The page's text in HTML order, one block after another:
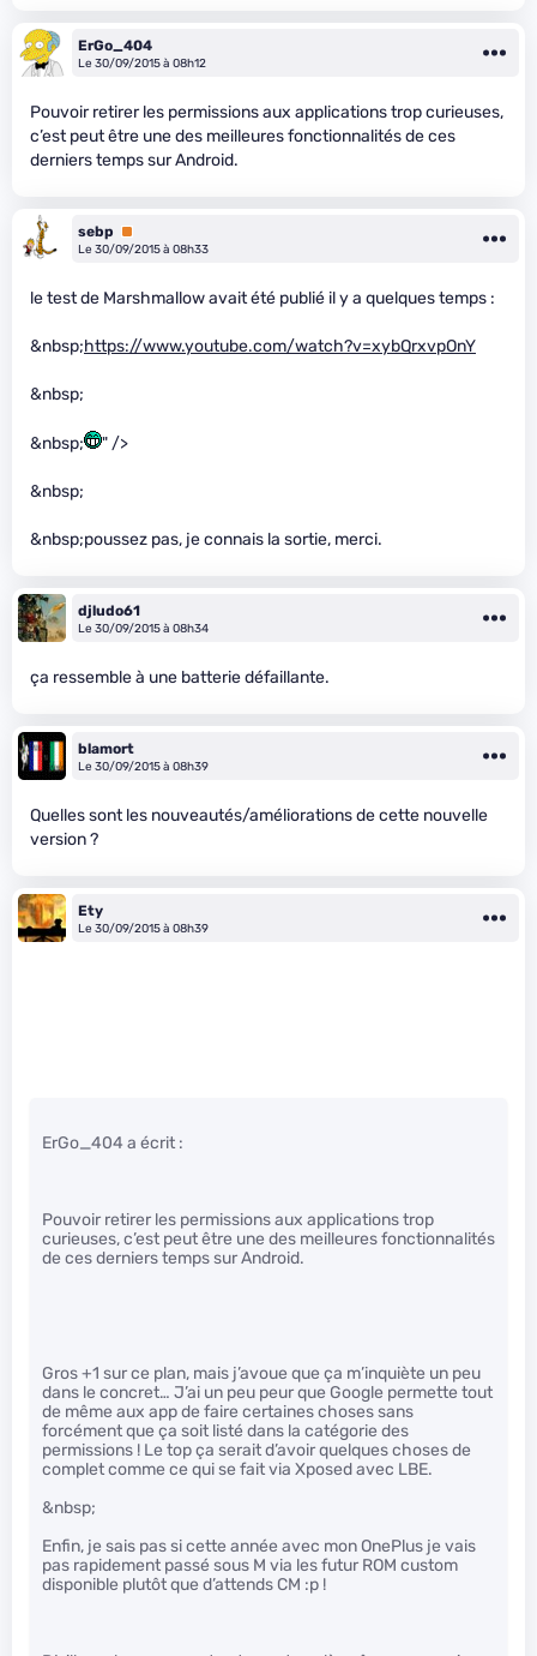
ErGo_404
Le 30/09/2015 à 08h12
Pouvoir retirer les permissions aux applications trop curieuses,
c’est peut être une des meilleures fonctionnalités de ces
derniers temps sur Android.
sebp
Premium
Le 30/09/2015 à 08h33
le test de Marshmallow avait été publié il y a quelques temps :
&nbsp;https://www.youtube.com/watch?v=xybQrxvpOnY
&nbsp;
&nbsp; " />
&nbsp;
&nbsp;poussez pas, je connais la sortie, merci.
djludo61
Le 30/09/2015 à 08h34
ça ressemble à une batterie défaillante.
blamort
Le 30/09/2015 à 08h39
Quelles sont les nouveautés/améliorations de cette nouvelle
version ?
Ety
Le 30/09/2015 à 08h39
ErGo_404 a écrit :
Pouvoir retirer les permissions aux applications trop
curieuses, c’est peut être une des meilleures fonctionnalités
de ces derniers temps sur Android.
Gros +1 sur ce plan, mais j’avoue que ça m’inquiète un peu
dans le concret… J’ai un peu peur que Google permette tout
de même aux app de faire certaines choses sans
forcément que ça soit listé dans la catégorie des
permissions ! Le top ça serait d’avoir quelques choses de
complet comme ce qui se fait via Xposed avec LBE.
&nbsp;
Enfin, je sais pas si cette année avec mon OnePlus je vais
pas rapidement passé sous M via les futur ROM custom
disponible plutôt que d’attends CM :p !